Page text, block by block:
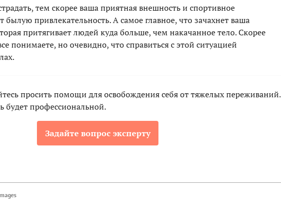
тем скорее ваша приятная внешность и спортивное
былую привлекательность. А самое главное, что зачахнет ваша
притягивает людей куда больше, чем накачанное тело. Скорее
понимаете, но очевидно, что справиться с этой ситуацией
просить помощи для освобождения себя от тяжелых переживаний.
будет профессиональной.
Задайте вопрос эксперту